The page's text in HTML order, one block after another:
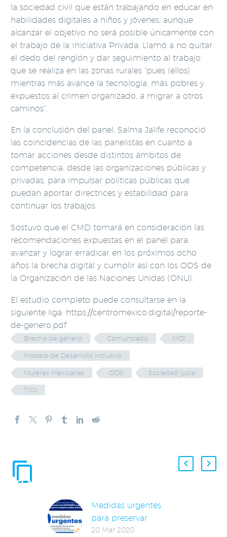
la sociedad civil que están trabajando en educar en
habilidades digitales a niños y jóvenes, aunque
alcanzar el objetivo no será posible únicamente con
el trabajo de la Iniciativa Privada. Llamó a no quitar
el dedo del renglón y dar seguimiento al trabajo
que se realiza en las zonas rurales “pues (ellos)
mientras más avance la tecnología, más pobres y
expuestos al crimen organizado, a migrar a otros
caminos”.
En la conclusión del panel, Salma Jalife reconoció
las coincidencias de las panelistas en cuanto a
tomar acciones desde distintos ámbitos de
competencia, desde las organizaciones públicas y
privadas, para impulsar políticas públicas que
puedan aportar directrices y estabilidad para
continuar los trabajos.
Sostuvo que el CMD tomará en consideración las
recomendaciones expuestas en el panel para
avanzar y lograr erradicar en los próximos ocho
años la brecha digital y cumplir así con los ODS de
la Organización de las Naciones Unidas (ONU).
El estudio completo puede consultarse en la
siguiente liga: https://centromexico.digital/reporte-
de-genero.pdf
Brecha de género Comunicado MDI
Modelo de Desarrollo Inclusivo
Mujeres Mexicanas ODS Sociedad justa
TICs
RELACIONADAS
Medidas urgentes
para preservar
empleo y mitigar
20 Mar 2020